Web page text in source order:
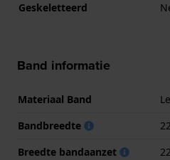
Geskeletteerd
Band informatie
Materiaal Band
Bandbreedte
Breedte bandaanzet